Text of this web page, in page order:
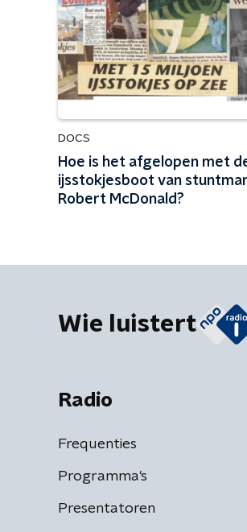
DOCS
Hoe is het afgelopen met
ijsstokjesboot van
Robert McDonald?
Wie luistert
Radio
Frequenties
Programma's
Presentatoren